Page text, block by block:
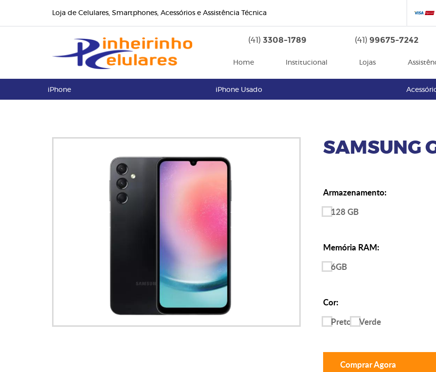
Loja de Celulares, Smartphones, Acessórios e Assistência Técnica
(41) 3308-1789 (41) 99675-7242
Home Institucional Lojas
iPhone iPhone Usado
SAMSUNG
Armazenamento:
128 GB
Memória RAM:
6GB
Cor:
Preto
Verde
Comprar Agora